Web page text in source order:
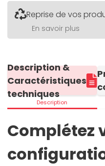
Reprise de vos
En savoir plus
Description &
Caractéristiques
techniques
Description
Complétez